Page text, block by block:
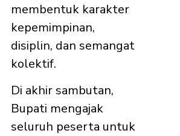
membentuk karakter
kepemimpinan,
disiplin, dan semangat
kolektif.
Di akhir sambutan,
Bupati mengajak
seluruh peserta untuk